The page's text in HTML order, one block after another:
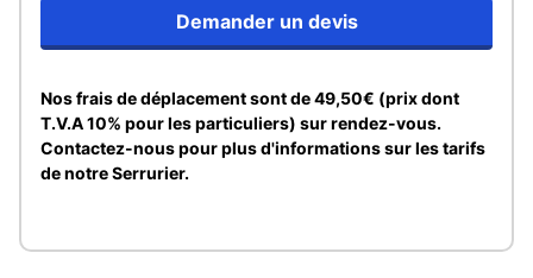
Demander un devis
Nos frais de déplacement sont de 49,50€ (prix dont
T.V.A 10% pour les particuliers) sur rendez-vous.
Contactez-nous pour plus d'informations sur les tarifs
de notre Serrurier.